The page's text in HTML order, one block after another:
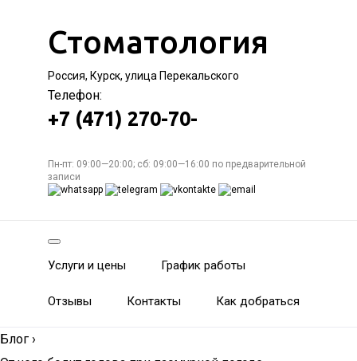
Стоматология
Россия, Курск, улица Перекальского
Телефон:
+7 (471) 270-70-
Пн-пт: 09:00—20:00; сб: 09:00—16:00 по предварительной
записи
Услуги и цены График работы
Отзывы Контакты Как добраться
Блог ›